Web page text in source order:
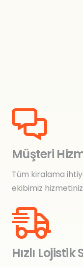
Müşteri
Tüm kiralama
ekibimiz
Hızlı Lojistik